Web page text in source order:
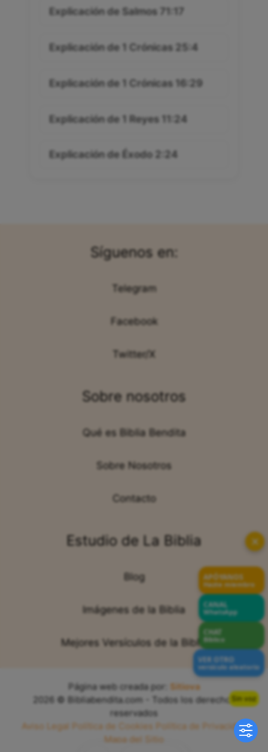
Sin voz
Explicación de Salmos 71:17
Explicación de 1 Crónicas 25:4
Explicación de 1 Crónicas 16:29
Explicación de 1 Reyes 11:24
Explicación de Éxodo 2:24
Síguenos en:
Telegram
Facebook
Twitter/X
Sobre nosotros
Qué es Biblia Bendita
Sobre Nosotros
Contacto
Estudio de La Biblia
Blog
Imágenes de la Biblia
Mejores Versículos de la Biblia
Página web creada por:
Sitiova
2026 © Bibliabendita.com - Todos los derechos
reservados
Aviso Legal
Política de Cookies
Política de Privacidad
Mapa del Sitio
✕
APÓYANOS
Hazte miembro
CANAL
WhatsApp
CHAT
Bíblico
VER OTRO
versículo aleatorio